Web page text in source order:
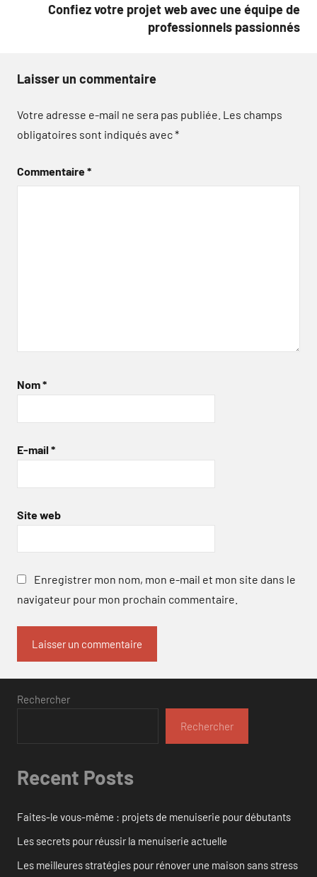
Confiez votre projet web avec une équipe de
professionnels passionnés
Laisser un commentaire
Votre adresse e-mail ne sera pas publiée. Les champs
obligatoires sont indiqués avec*
Commentaire*
Nom*
E-mail *
Site web
Enregistrer mon nom, mon e-mail et mon site dans le
navigateur pour mon prochain commentaire.
Rechercher
Rechercher
Recent Posts
Faites-le vous-même : projets de menuiserie pour débutants
Les secrets pour réussir la menuiserie actuelle
Les meilleures stratégies pour rénover une maison sans stress